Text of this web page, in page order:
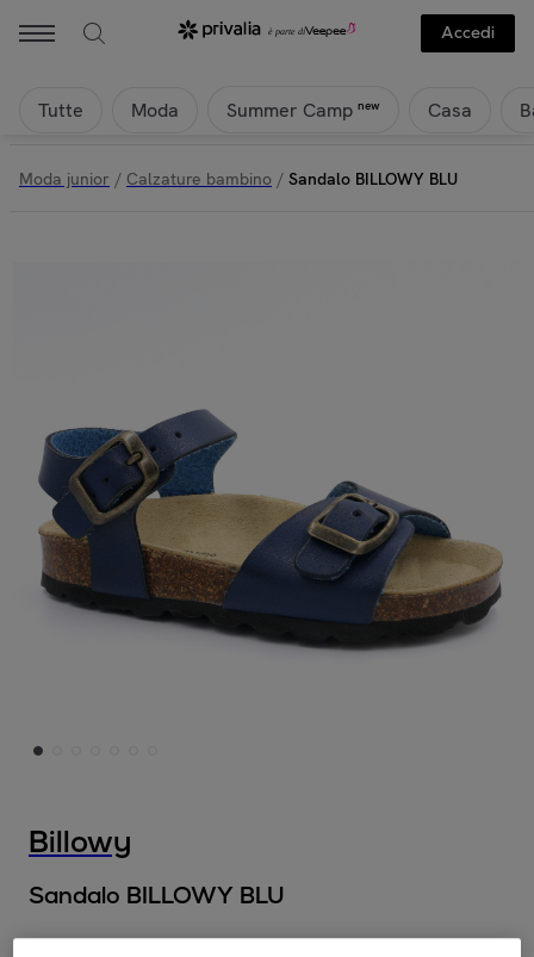
Accedi
Tutte Moda Summer Camp new Casa
Moda junior / Calzature bambino / Sandalo BILLOWY BLU
Billowy
Sandalo BILLOWY BLU